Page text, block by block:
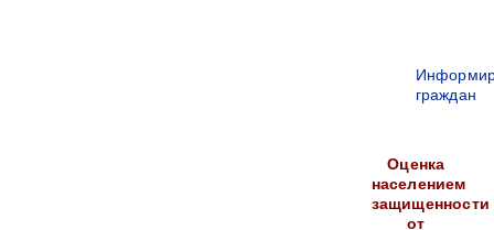
граждан
Оценка
населением
защищенности
от